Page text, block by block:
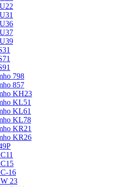
798
857
KH23
KL51
KL61
KL78
KR21
KR26
16
23